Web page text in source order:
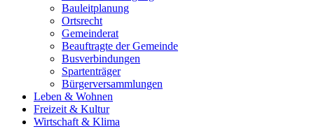
Bauleitplanung
Ortsrecht
Gemeinderat
Beauftragte der Gemeinde
Busverbindungen
Spartenträger
Bürgerversammlungen
Leben & Wohnen
Freizeit & Kultur
Wirtschaft & Klima